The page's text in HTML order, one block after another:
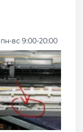
пн-вс 9:00-20:00